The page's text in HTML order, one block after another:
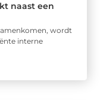
naast een
wordt
interne